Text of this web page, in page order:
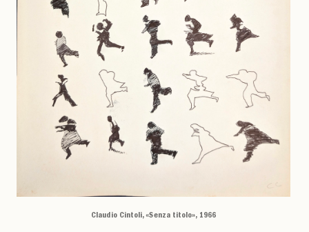
Claudio Cintoli, «Senza titolo», 1966